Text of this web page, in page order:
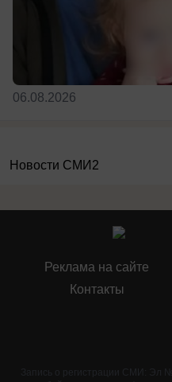
06.08.2026
Новости СМИ2
Реклама на сайте
Контакты
Запись о регистрации СМИ: Эл